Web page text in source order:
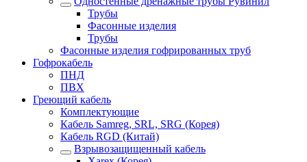
Трубы
Фасонные изделия
Трубы
Фасонные изделия гофрированных труб
Гофрокабель
ПНД
ПВХ
Греющий кабель
Комплектующие
Кабель Samreg, SRL, SRG (Корея)
Кабель RGD (Китай)
Взрывозащищенный кабель